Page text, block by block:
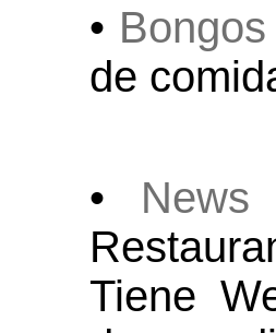
•
de
•
Tiene